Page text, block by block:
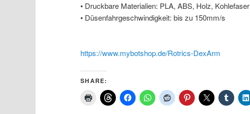
• Druckbare Materialien: PLA, ABS, Holz, Kohlefaser
• Düsenfahrgeschwindigkeit: bis zu 150mm/s
https://www.mybotshop.de/Rotrics-DexArm
SHARE: